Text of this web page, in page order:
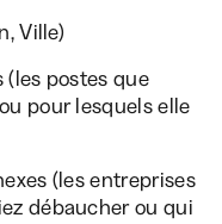
Ville)
(les postes que
pour lesquels elle
(les entreprises
débaucher ou qui